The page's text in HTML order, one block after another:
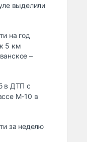
выделили
на год
5 км
–
в ДТП с
М-10 в
за неделю